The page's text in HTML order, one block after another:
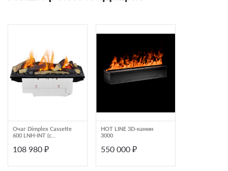
Очаг Dimplex Cassette
600 LNH-INT (с
108 980 ₽
HOT LINE 3D-камин
3000
550 000 ₽